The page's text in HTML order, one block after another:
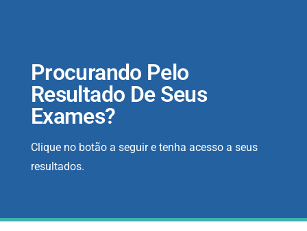
Procurando Pelo
Resultado De Seus
Exames?
Clique no botão a seguir e tenha acesso a seus
resultados.